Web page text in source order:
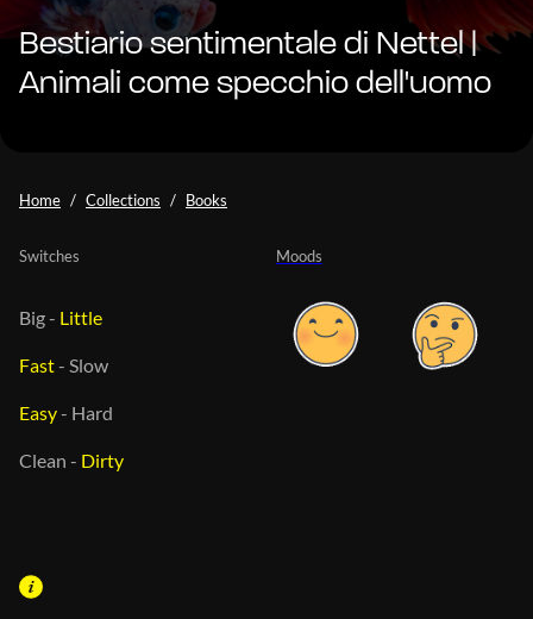
Bestiario sentimentale di Nettel |
Animali come specchio dell'uomo
Home Collections Books
Moods
Switches
Big- Little
Fast- Slow
Easy- Hard
Clean - Dirty